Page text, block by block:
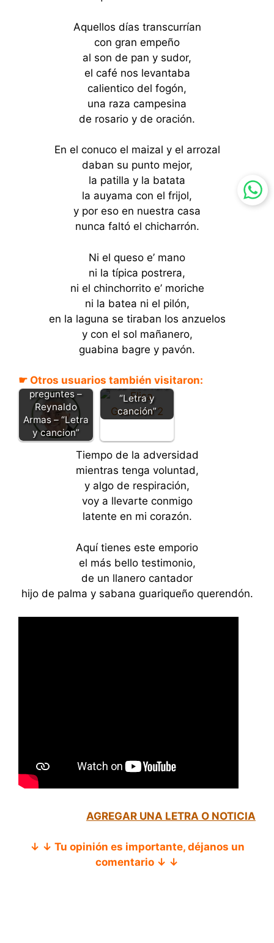
Aquellos días transcurrían
con gran empeño
al son de pan y sudor,
el café nos levantaba
calientico del fogón,
una raza campesina
de rosario y de oración.
En el conuco el maizal y el arrozal
daban su punto mejor,
la patilla y la batata
la auyama con el frijol,
y por eso en nuestra casa
nunca faltó el chicharrón.
Ni el queso e’ mano
ni la típica postrera,
ni el chinchorrito e’ moriche
ni la batea ni el pilón,
en la laguna se tiraban los anzuelos
y con el sol mañanero,
guabina bagre y pavón.
☛ Otros usuarios también visitaron:
No me
preguntes –
Reynaldo
Armas – “Letra
y cancion”
mi escuela –
Elisa Guerrero
“Letra y
canción”
Tiempo de la adversidad
mientras tenga voluntad,
y algo de respiración,
voy a llevarte conmigo
latente en mi corazón.
Aquí tienes este emporio
el más bello testimonio,
de un llanero cantador
hijo de palma y sabana guariqueño querendón.
AGREGAR UNA LETRA O NOTICIA
↓ ↓ Tu opinión es importante, déjanos un
comentario ↓ ↓